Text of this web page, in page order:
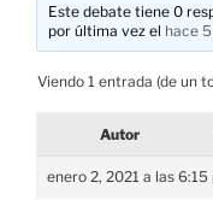
Este debate tiene 0
por última vez el hace
Viendo 1 entrada (de un
Autor
enero 2, 2021 a las 6:15